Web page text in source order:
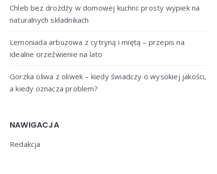
Chleb bez drożdży w domowej kuchni: prosty wypiek na
naturalnych składnikach
Lemoniada arbuzowa z cytryną i miętą – przepis na
idealne orzeźwienie na lato
Gorzka oliwa z oliwek – kiedy świadczy o wysokiej jakości,
a kiedy oznacza problem?
NAWIGACJA
Redakcja